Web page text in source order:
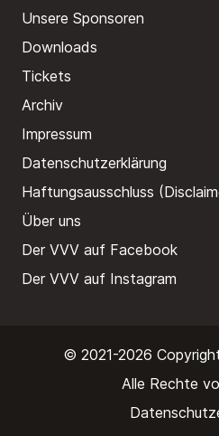
Unsere Sponsoren
Downloads
Tickets
Archiv
Impressum
Datenschutzerklärung
Haftungsausschluss
Über uns
Der VVV auf Facebook
Der VVV auf Instagram
© 2021-2026
Alle Rechte